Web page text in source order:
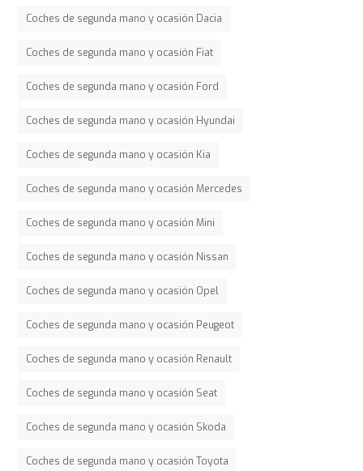
Coches de segunda mano y ocasión Dacia
Coches de segunda mano y ocasión Fiat
Coches de segunda mano y ocasión Ford
Coches de segunda mano y ocasión Hyundai
Coches de segunda mano y ocasión Kia
Coches de segunda mano y ocasión Mercedes
Coches de segunda mano y ocasión Mini
Coches de segunda mano y ocasión Nissan
Coches de segunda mano y ocasión Opel
Coches de segunda mano y ocasión Peugeot
Coches de segunda mano y ocasión Renault
Coches de segunda mano y ocasión Seat
Coches de segunda mano y ocasión Skoda
Coches de segunda mano y ocasión Toyota